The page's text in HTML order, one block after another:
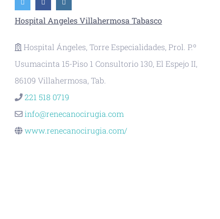
Hospital Angeles Villahermosa Tabasco
Hospital Ángeles, Torre Especialidades, Prol. P.º
Usumacinta 15-Piso 1 Consultorio 130, El Espejo II,
86109 Villahermosa, Tab.
221 518 0719
info@renecanocirugia.com
www.renecanocirugia.com/